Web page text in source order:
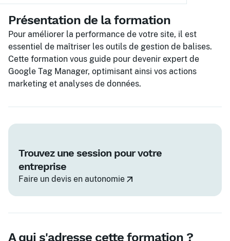
Présentation de la formation
Pour améliorer la performance de votre site, il est
essentiel de maîtriser les outils de gestion de balises.
Cette formation vous guide pour devenir expert de
Google Tag Manager, optimisant ainsi vos actions
marketing et analyses de données.
Trouvez une session pour votre
entreprise
Faire un devis en autonomie
A qui s'adresse cette formation ?